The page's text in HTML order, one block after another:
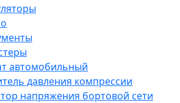
автомобильный
давления компрессии
напряжения бортовой сети